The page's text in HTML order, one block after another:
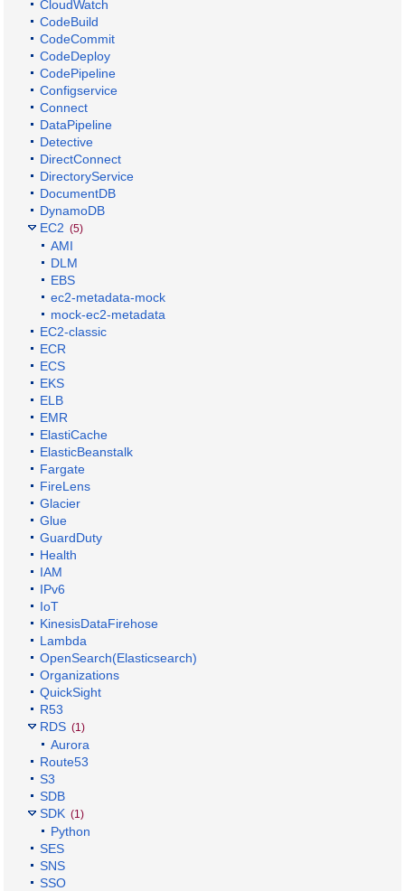
CloudWatch
CodeBuild
CodeCommit
CodeDeploy
CodePipeline
Configservice
Connect
DataPipeline
Detective
DirectConnect
DirectoryService
DocumentDB
DynamoDB
EC2 (5)
AMI
DLM
EBS
ec2-metadata-mock
mock-ec2-metadata
EC2-classic
ECR
ECS
EKS
ELB
EMR
ElastiCache
ElasticBeanstalk
Fargate
FireLens
Glacier
Glue
GuardDuty
Health
IAM
IPv6
IoT
KinesisDataFirehose
Lambda
OpenSearch(Elasticsearch)
Organizations
QuickSight
R53
RDS (1)
Aurora
Route53
S3
SDB
SDK (1)
Python
SES
SNS
SSO